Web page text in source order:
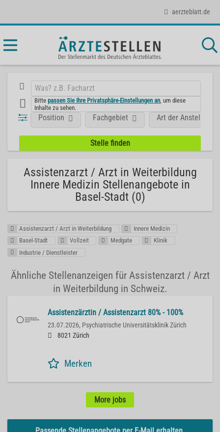
aerzteblatt.de
Bittepassen Sie Ihre Privatsphäre-Einstellungen an , um diese
Inhalte zu sehen.
Position Fachgebiet Art der Anstellung
Assistenzarzt / Arzt in Weiterbildung
Innere Medizin Stellenangebote in
Basel-Stadt (0)
Assistenzarzt / Arzt in Weiterbildung
Innere Medizin
Basel-Stadt
Vollzeit Medgate
Klinik
Industrie / Dienstleister
Ähnliche Stellenanzeigen für Assistenzarzt / Arzt
in Weiterbildung in Schweiz.
Assistenzärztin / Assistenzarzt 80% - 100%
23.07.2026, Psychiatrische Universitätsklinik Zürich
8021 Zürich
Merken
More jobs